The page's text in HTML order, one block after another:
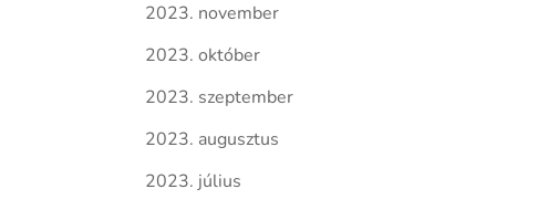
2023. november
2023. október
2023. szeptember
2023. augusztus
2023. július